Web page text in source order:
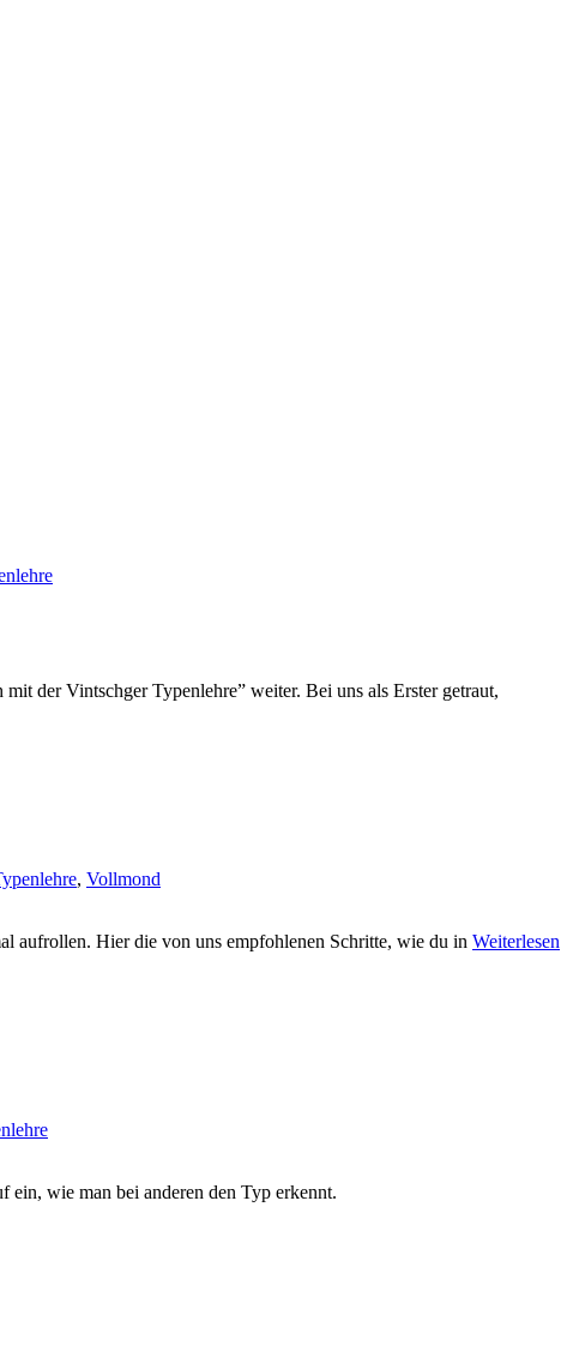
der Vintschger Typenlehre” weiter. Bei uns als Erster getraut,
, Vollmond
aufrollen. Hier die von uns empfohlenen Schritte, wie du in Weiterlesen
ein, wie man bei anderen den Typ erkennt.